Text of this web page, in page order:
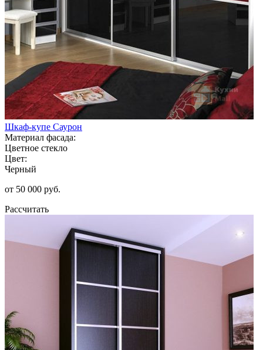
Шкаф-купе Саурон
Материал фасада:
Цветное стекло
Цвет:
Черный
от 50 000 руб.
Рассчитать